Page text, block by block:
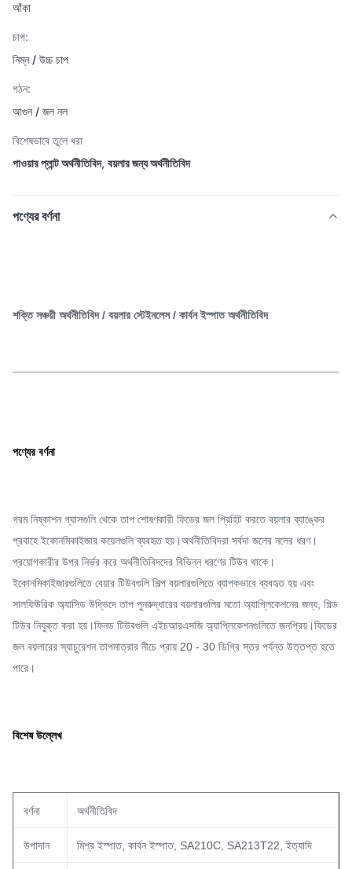
আঁকা
চাপ:
নিম্ন / উচ্চ চাপ
গঠন:
আগুন / জল নল
বিশেষভাবে তুলে ধরা
পাওয়ার প্লান্ট অর্থনীতিবিদ, বয়লার জন্য অর্থনীতিবিদ
পণ্যের বর্ণনা
শক্তি সঞ্চয়ী অর্থনীতিবিদ / বয়লার স্টেইনলেস / কার্বন ইস্পাত অর্থনীতিবিদ
পণ্যের বর্ণনা
গরম নিষ্কাশন গ্যাসগুলি থেকে তাপ শোষণকারী ফিডের জল প্রিহিট করতে বয়লার ব্যাঙ্কের
প্রবাহে ইকোনমিকাইজার কয়েলগুলি ব্যবহৃত হয়।অর্থনীতিবিদরা সর্বদা জলের নলের ধরণ।
প্রয়োগকারীর উপর নির্ভর করে অর্থনীতিবিদদের বিভিন্ন ধরণের টিউব থাকে।
ইকোনমিকাইজারগুলিতে বেয়ার টিউবগুলি শিল্প বয়লারগুলিতে ব্যাপকভাবে ব্যবহৃত হয় এবং
সালফিউরিক অ্যাসিড উদ্ভিদে তাপ পুনরুদ্ধারের বয়লারগুলির মতো অ্যাপ্লিকেশনের জন্য, গিল্ড
টিউব নিযুক্ত করা হয়।ফিনড টিউবগুলি এইচআরএসজি অ্যাপ্লিকেশনগুলিতে জনপ্রিয়।ফিডের
জল বয়লারের স্যাচুরেশন তাপমাত্রার নীচে প্রায় 20 - 30 ডিগ্রি স্তর পর্যন্ত উত্তপ্ত হতে
পারে।
বিশেষ উল্লেখ
বর্ণনা অর্থনীতিবিদ
উপাদান মিশ্র ইস্পাত, কার্বন ইস্পাত, SA210C, SA213T22, ইত্যাদি